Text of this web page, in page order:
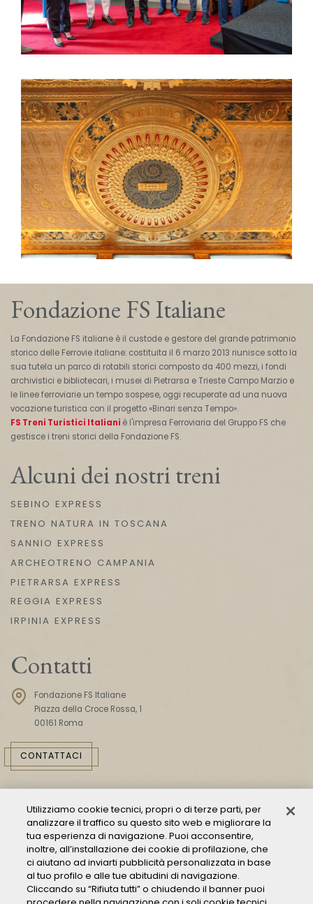
Fondazione FS Italiane
La Fondazione FS italiane è il custode e gestore del grande patrimonio
storico delle Ferrovie italiane: costituita il 6 marzo 2013 riunisce sotto la
sua tutela un parco di rotabili storici composto da 400 mezzi, i fondi
archivistici e bibliotecari, i musei di Pietrarsa e Trieste Campo Marzio e
le linee ferroviarie un tempo sospese, oggi recuperate ad una nuova
vocazione turistica con il progetto «Binari senza Tempo».
FS Treni Turistici Italiani è l'impresa Ferroviaria del Gruppo FS che
gestisce i treni storici della Fondazione FS.
Alcuni dei nostri treni
SEBINO EXPRESS
TRENO NATURA IN TOSCANA
SANNIO EXPRESS
ARCHEOTRENO CAMPANIA
PIETRARSA EXPRESS
REGGIA EXPRESS
IRPINIA EXPRESS
Contatti
Fondazione FS Italiane
Piazza della Croce Rossa, 1
00161 Roma
CONTATTACI
Consulta il Modello 231
Gestione delle segnalazioni - Whistleblowing
Utilizziamo cookie tecnici, propri o di terze parti, per
analizzare il traffico su questo sito web e migliorare la
tua esperienza di navigazione. Puoi acconsentire,
inoltre, all’installazione dei cookie di profilazione, che
ci aiutano ad inviarti pubblicità personalizzata in base
al tuo profilo e alle tue abitudini di navigazione.
Cliccando su “Rifiuta tutti” o chiudendo il banner puoi